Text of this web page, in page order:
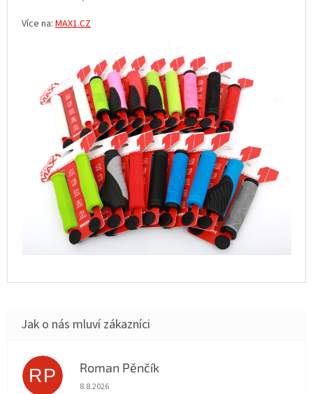
Více na: MAX1.CZ
RP Roman Pěnčík
Hodnocení obchodu je 5 z 5 hvězdiček.
8.8.2026